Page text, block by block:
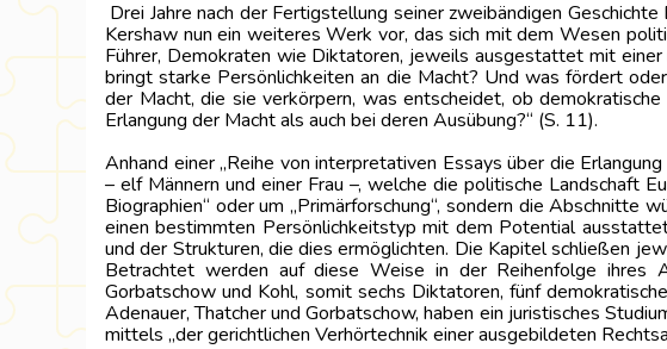
Drei Jahre nach der Fertigstellung seiner zweibändigen
Kershaw nun ein weiteres Werk vor, das sich mit dem Wesen
Führer, Demokraten wie Diktatoren, jeweils ausgestattet mit
bringt starke Persönlichkeiten an die Macht? Und was fördert
der Macht, die sie verkörpern, was entscheidet, ob
Erlangung der Macht als auch bei deren Ausübung?“ (S. 11).
Anhand einer „Reihe von interpretativen Essays über die
– elf Männern und einer Frau –, welche die politische Landschaft
Biographien“ oder um „Primärforschung“, sondern die Abschnitte
einen bestimmten Persönlichkeitstyp mit dem Potential
und der Strukturen, die dies ermöglichten. Die Kapitel schließen
Betrachtet werden auf diese Weise in der Reihenfolge ihres
Gorbatschow und Kohl, somit sechs Diktatoren, fünf
Adenauer, Thatcher und Gorbatschow, haben ein juristisches
mittels „der gerichtlichen Verhörtechnik einer ausgebildeten